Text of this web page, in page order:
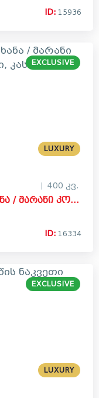
ID: 15936
LUXURY
EXCLUSIVE
400 კვ.
იყიდება შატო / ღვინის ქარხანა / მარანი კომერციული ფართი დოესში, კასპი
ID: 16334
LUXURY
EXCLUSIVE